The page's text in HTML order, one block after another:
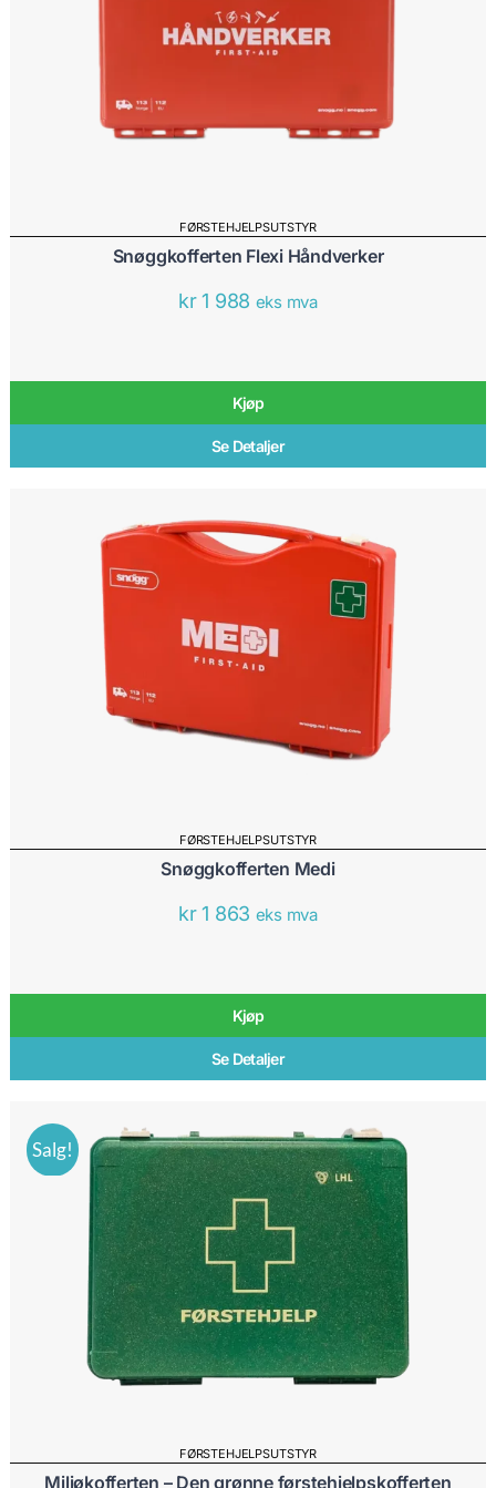
FØRSTEHJELPSUTSTYR
Snøggkofferten Flexi Håndverker
kr1 988 eks mva
Kjøp
Se Detaljer
FØRSTEHJELPSUTSTYR
Snøggkofferten Medi
kr1 863 eks mva
Kjøp
Se Detaljer
Salg!
FØRSTEHJELPSUTSTYR
Miljøkofferten – Den grønne førstehjelpskofferten